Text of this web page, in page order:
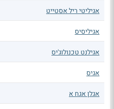
אגיליטי ריל אסטייט
אגיליסיס
אגילנט טכנולוג'יס
אגיס
אגלן אגח א